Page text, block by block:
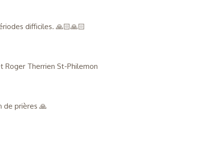
difficiles. 🙏🏻🙏🏻
Roger Therrien St-Philemon
de prières 🙏